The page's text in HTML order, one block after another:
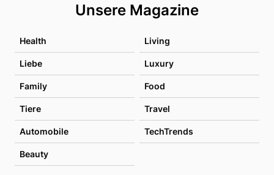
Unsere Magazine
Health Living
Liebe Luxury
Family Food
Tiere Travel
Automobile TechTrends
Beauty